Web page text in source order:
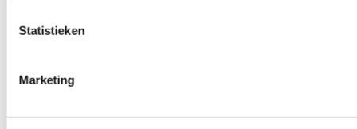
Statistieken
Marketing
Naam*
Wat is je vraag?